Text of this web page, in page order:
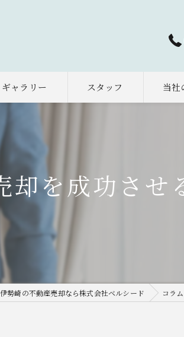
ギャラリー スタッフ 当社
相続
を成功させ
勢崎の不動産売却なら株式会社ベルシード コラム